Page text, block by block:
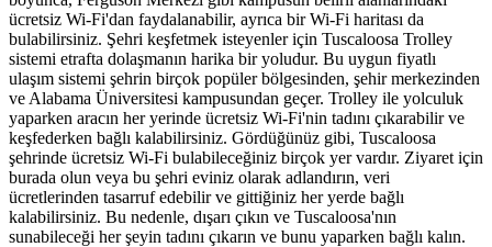
ücretsiz Wi-Fi'dan faydalanabilir, ayrıca bir Wi-Fi haritası da
bulabilirsiniz. Şehri keşfetmek isteyenler için Tuscaloosa Trolley
sistemi etrafta dolaşmanın harika bir yoludur. Bu uygun fiyatlı
ulaşım sistemi şehrin birçok popüler bölgesinden, şehir merkezinden
ve Alabama Üniversitesi kampusundan geçer. Trolley ile yolculuk
yaparken aracın her yerinde ücretsiz Wi-Fi'nin tadını çıkarabilir ve
keşfederken bağlı kalabilirsiniz. Gördüğünüz gibi, Tuscaloosa
şehrinde ücretsiz Wi-Fi bulabileceğiniz birçok yer vardır. Ziyaret için
burada olun veya bu şehri eviniz olarak adlandırın, veri
ücretlerinden tasarruf edebilir ve gittiğiniz her yerde bağlı
kalabilirsiniz. Bu nedenle, dışarı çıkın ve Tuscaloosa'nın
sunabileceği her şeyin tadını çıkarın ve bunu yaparken bağlı kalın.